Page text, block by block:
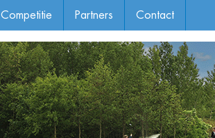
Competitie Partners Contact